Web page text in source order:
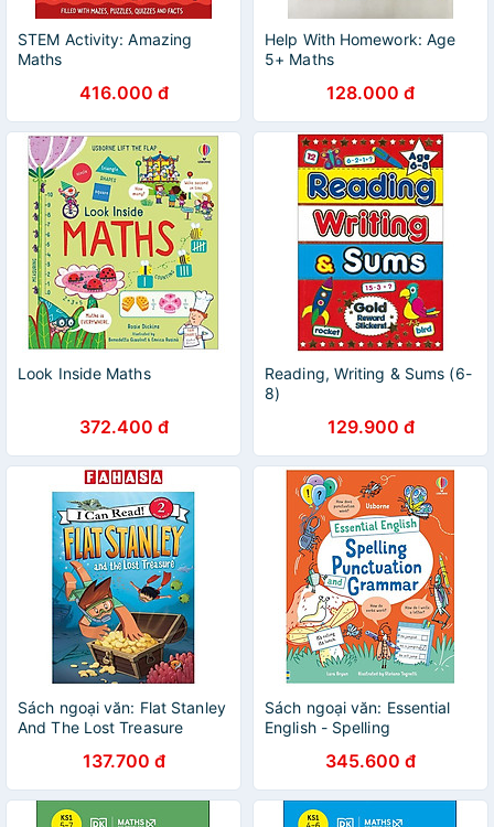
STEM Activity: Amazing
Maths
416.000 đ
Help With Homework: Age
5+ Maths
128.000 đ
Look Inside Maths
372.400 đ
Reading, Writing & Sums (6-
8)
129.900 đ
Sách ngoại văn: Flat Stanley
And The Lost Treasure
137.700 đ
Sách ngoại văn: Essential
English - Spelling
345.600 đ